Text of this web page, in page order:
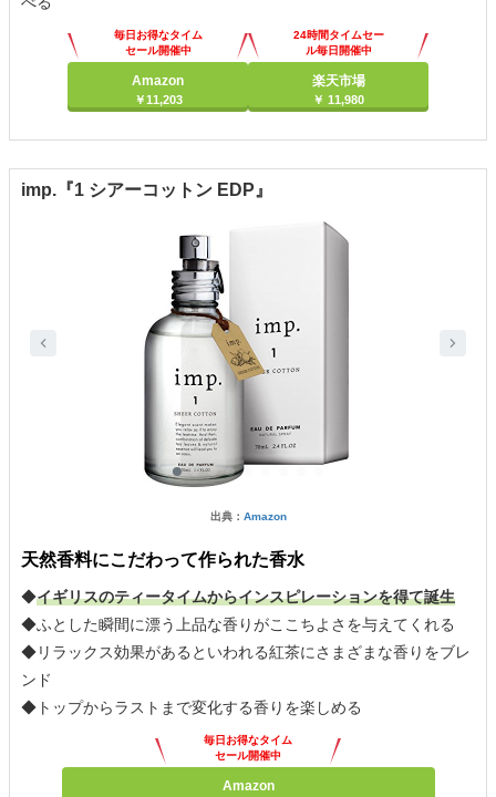
毎日お得なタイム
セール開催中
Amazon
￥11,203
24時間タイムセー
ル毎日開催中
楽天市場
￥ 11,980
imp.『1 シアーコットン EDP』
出典： Amazon
天然香料にこだわって作られた香水
◆イギリスのティータイムからインスピレーションを得て誕生
◆ふとした瞬間に漂う上品な香りがここちよさを与えてくれる
◆リラックス効果があるといわれる紅茶にさまざまな香りをブレ
ンド
◆トップからラストまで変化する香りを楽しめる
毎日お得なタイム
セール開催中
Amazon